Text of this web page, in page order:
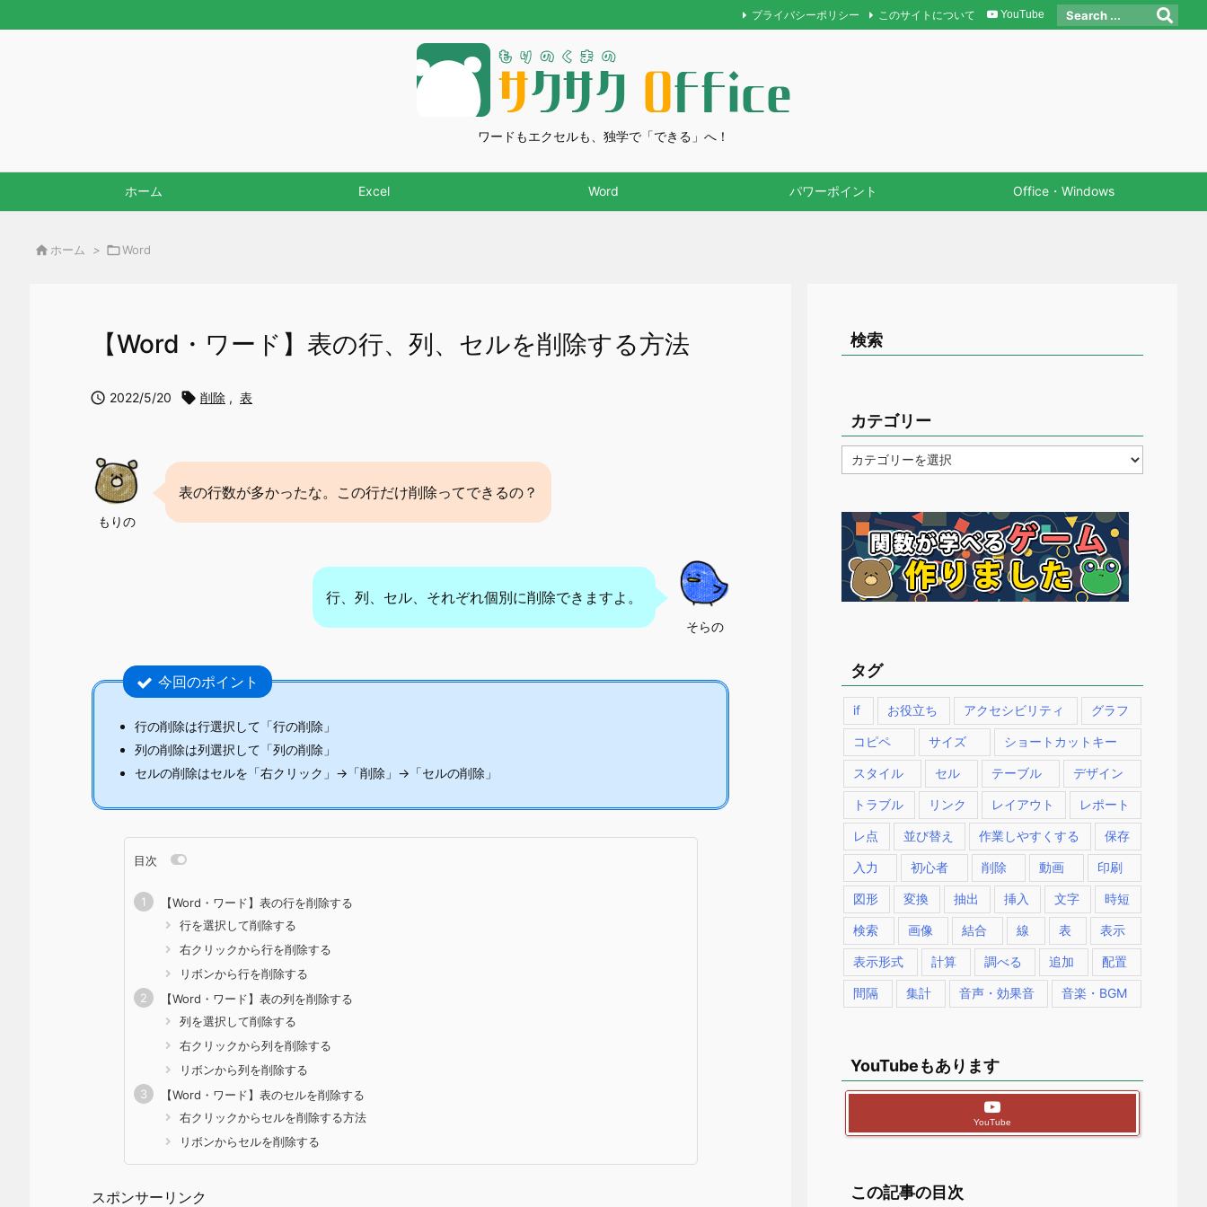
ワードもエクセルも、独学で「できる」へ！
ホーム Excel Word パワーポイント Office・Windows
プライバシーポリシー このサイトについて YouTube
 ホーム > Word
【Word・ワード】表の行、列、セルを削除する方法
 2022/5/20  削除 , 表
もりの
表の行数が多かったな。この行だけ削除ってできるの？
そらの
行、列、セル、それぞれ個別に削除できますよ。
今回のポイント
行の削除は行選択して「行の削除」
列の削除は列選択して「列の削除」
セルの削除はセルを「右クリック」→「削除」→「セルの削除」
目次
【Word・ワード】表の行を削除する
行を選択して削除する
右クリックから行を削除する
リボンから行を削除する
【Word・ワード】表の列を削除する
列を選択して削除する
右クリックから列を削除する
リボンから列を削除する
【Word・ワード】表のセルを削除する
右クリックからセルを削除する方法
リボンからセルを削除する
スポンサーリンク
検索
カテゴリー
テ
ー
タグ
if お役立ち アクセシビリティ グラフ
コピペ サイズ ショートカットキー
スタイル セル テーブル デザイン
トラブル リンク レイアウト レポート
レ点 並び替え 作業しやすくする 保存
入力 初心者 削除 動画 印刷
図形 変換 抽出 挿入 文字 時短
検索 画像 結合 線 表 表示
表示形式 計算 調べる 追加 配置
間隔 集計 音声・効果音 音楽・BGM
YouTubeもあります
YouTube
この記事の目次